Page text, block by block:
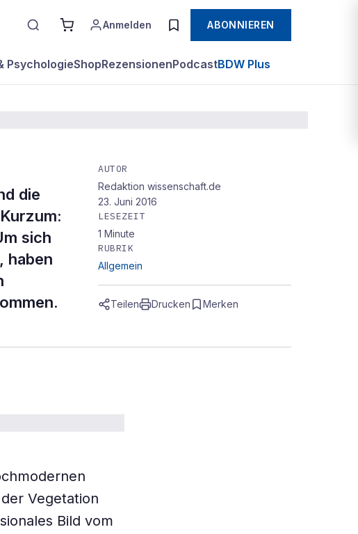
Anmelden ABONNIEREN
PsychologieShopRezensionenPodcastBDW Plus
die
sich
haben
AUTOR
Redaktion wissenschaft.de
23. Juni 2016
LESEZEIT
1 Minute
RUBRIK
Allgemein
Teilen Drucken Merken
Vegetation
Bild vom